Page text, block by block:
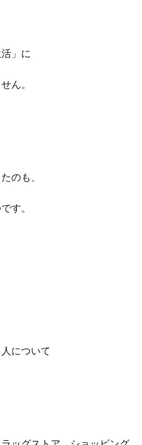
」に
ん。
のも、
す。
について